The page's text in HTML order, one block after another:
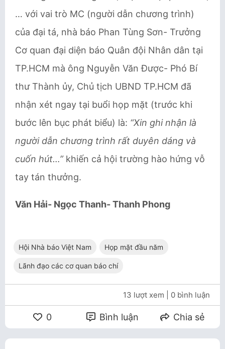
… với vai trò MC (người dẫn chương trình)
của đại tá, nhà báo Phan Tùng Sơn- Trưởng
Cơ quan đại diện báo Quân đội Nhân dân tại
TP.HCM mà ông Nguyễn Văn Được- Phó Bí
thư Thành ủy, Chủ tịch UBND TP.HCM đã
nhận xét ngay tại buổi họp mặt (trước khi
bước lên bục phát biểu) là: “Xin ghi nhận là
người dẫn chương trình rất duyên dáng và
cuốn hút…”khiến cả hội trường hào hứng vỗ
tay tán thưởng.
Văn Hải- Ngọc Thanh- Thanh Phong
Hội Nhà báo Việt Nam Họp mặt đầu năm
Lãnh đạo các cơ quan báo chí
13 lượt xem | 0 bình luận
0 Bình luận Chia sẻ